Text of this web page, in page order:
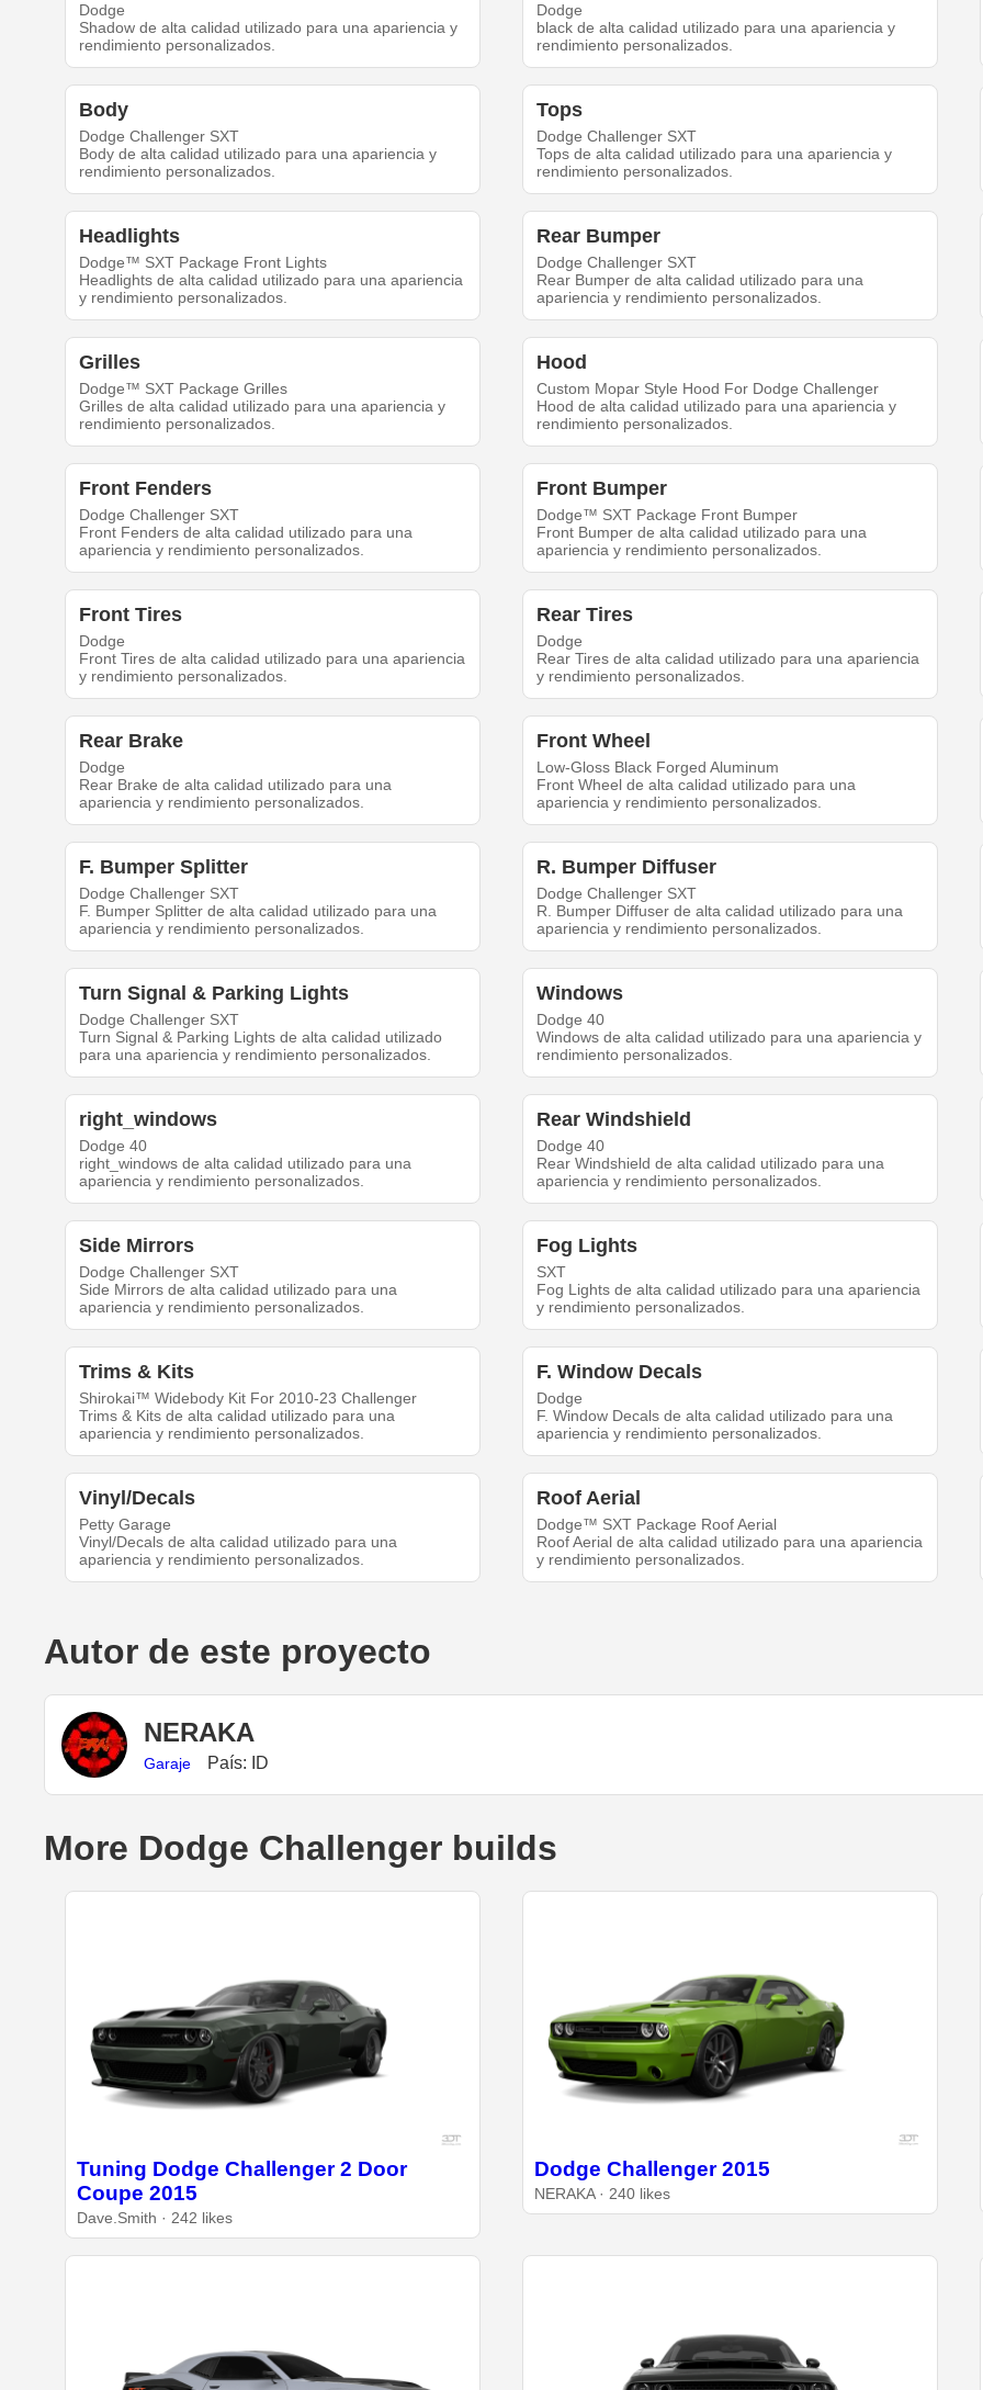
Dodge
Shadow de alta calidad utilizado para una apariencia y
rendimiento personalizados.
Dodge
black de alta calidad utilizado para una apariencia y
rendimiento personalizados.
Body
Dodge Challenger SXT
Body de alta calidad utilizado para una apariencia y
rendimiento personalizados.
Tops
Dodge Challenger SXT
Tops de alta calidad utilizado para una apariencia y
rendimiento personalizados.
Headlights
Dodge™ SXT Package Front Lights
Headlights de alta calidad utilizado para una apariencia
y rendimiento personalizados.
Rear Bumper
Dodge Challenger SXT
Rear Bumper de alta calidad utilizado para una
apariencia y rendimiento personalizados.
Grilles
Dodge™ SXT Package Grilles
Grilles de alta calidad utilizado para una apariencia y
rendimiento personalizados.
Hood
Custom Mopar Style Hood For Dodge Challenger
Hood de alta calidad utilizado para una apariencia y
rendimiento personalizados.
Front Fenders
Dodge Challenger SXT
Front Fenders de alta calidad utilizado para una
apariencia y rendimiento personalizados.
Front Bumper
Dodge™ SXT Package Front Bumper
Front Bumper de alta calidad utilizado para una
apariencia y rendimiento personalizados.
Front Tires
Dodge
Front Tires de alta calidad utilizado para una apariencia
y rendimiento personalizados.
Rear Tires
Dodge
Rear Tires de alta calidad utilizado para una apariencia
y rendimiento personalizados.
Rear Brake
Dodge
Rear Brake de alta calidad utilizado para una
apariencia y rendimiento personalizados.
Front Wheel
Low-Gloss Black Forged Aluminum
Front Wheel de alta calidad utilizado para una
apariencia y rendimiento personalizados.
F. Bumper Splitter
Dodge Challenger SXT
F. Bumper Splitter de alta calidad utilizado para una
apariencia y rendimiento personalizados.
R. Bumper Diffuser
Dodge Challenger SXT
R. Bumper Diffuser de alta calidad utilizado para una
apariencia y rendimiento personalizados.
Turn Signal & Parking Lights
Dodge Challenger SXT
Turn Signal & Parking Lights de alta calidad utilizado
para una apariencia y rendimiento personalizados.
Windows
Dodge 40
Windows de alta calidad utilizado para una apariencia y
rendimiento personalizados.
right_windows
Dodge 40
right_windows de alta calidad utilizado para una
apariencia y rendimiento personalizados.
Rear Windshield
Dodge 40
Rear Windshield de alta calidad utilizado para una
apariencia y rendimiento personalizados.
Side Mirrors
Dodge Challenger SXT
Side Mirrors de alta calidad utilizado para una
apariencia y rendimiento personalizados.
Fog Lights
SXT
Fog Lights de alta calidad utilizado para una apariencia
y rendimiento personalizados.
Trims & Kits
Shirokai™ Widebody Kit For 2010-23 Challenger
Trims & Kits de alta calidad utilizado para una
apariencia y rendimiento personalizados.
F. Window Decals
Dodge
F. Window Decals de alta calidad utilizado para una
apariencia y rendimiento personalizados.
Vinyl/Decals
Petty Garage
Vinyl/Decals de alta calidad utilizado para una
apariencia y rendimiento personalizados.
Roof Aerial
Dodge™ SXT Package Roof Aerial
Roof Aerial de alta calidad utilizado para una apariencia
y rendimiento personalizados.
Autor de este proyecto
NERAKA
Garaje País: ID
More Dodge Challenger builds
Tuning Dodge Challenger 2 Door
Coupe 2015
Dave.Smith · 242 likes
Dodge Challenger 2015
NERAKA · 240 likes